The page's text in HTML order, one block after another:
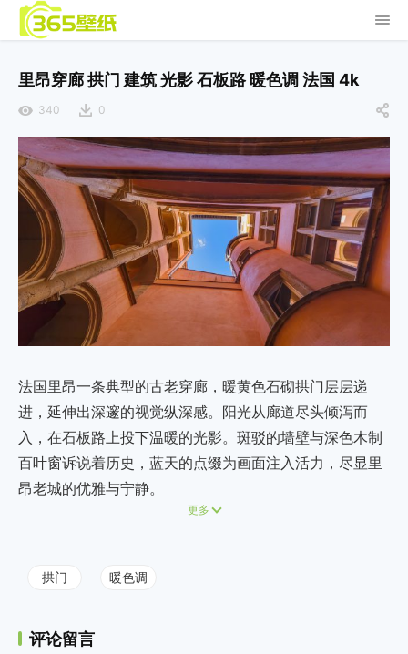
里昂穿廊 拱门 建筑 光影 石板路 暖色调 法国 4k
340 0
法国里昂一条典型的古老穿廊，暖黄色石砌拱门层层递
进，延伸出深邃的视觉纵深感。阳光从廊道尽头倾泻而
入，在石板路上投下温暖的光影。斑驳的墙壁与深色木制
百叶窗诉说着历史，蓝天的点缀为画面注入活力，尽显里
昂老城的优雅与宁静。
更多
拱门 暖色调
评论留言